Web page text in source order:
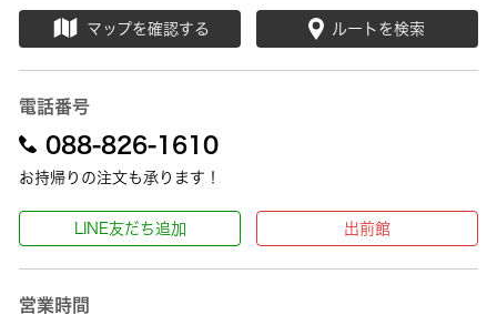
マップを確認する ルートを検索
電話番号
088-826-1610
お持帰りの注文も承ります！
LINE友だち追加 出前館
営業時間